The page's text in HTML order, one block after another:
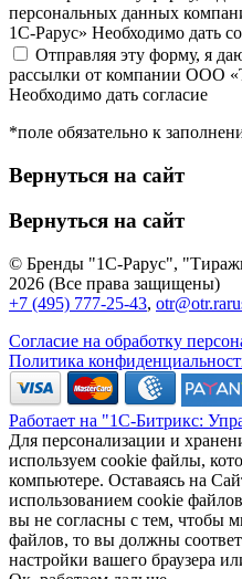
персональных данных
1С-Рарус» Необходимо дать
Отправляя эту форму, я
рассылки от компании ООО
Необходимо дать согласие
*поле обязательно к
Вернуться на сайт
Вернуться на сайт
© Бренды "1С-Рарус",
2026 (Все права защищены)
+7 (495) 777-25-43,
Согласие на обработку
Политика
Работает на "1С-Битрикс:
Для персонализации и
используем cookie файлы,
компьютере. Оставаясь на
использованием cookie
вы не согласны с тем, чтобы
файлов, то вы должны
настройки вашего браузера